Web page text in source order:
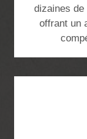
dizaines
offrant un